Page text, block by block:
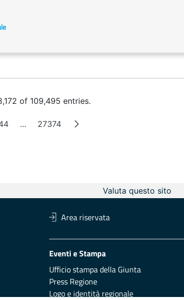
of 109,495 entries.
...Intermediate Pages
Page
27374
Valuta questo sito
Area riservata
Eventi e Stampa
Ufficio stampa della Giunta
Press Regione
Logo e identità regionale